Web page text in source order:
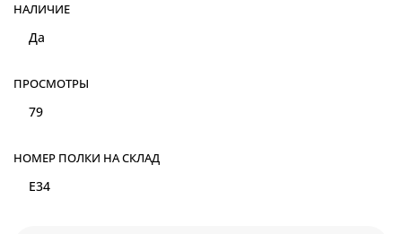
НАЛИЧИЕ
Да
ПРОСМОТРЫ
79
НОМЕР ПОЛКИ НА СКЛАД
E34